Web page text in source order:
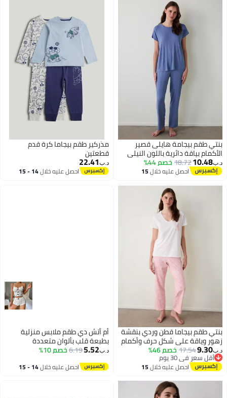
بنتي طقم بيجامة هايلى قصير
الأكمام بياقة دائرية باللون النيلي
د.ب‏10.48
18.72خصم 44%
احصل عليه خلال15
مذركير طقم بيجاما كرة قدم
قطعتين
د.ب‏22.41
احصل عليه خلال 14 - 15
بنتي طقم بيجاما قطن وردي بنقشة
زهور وياقة على شكل حرف وأكمام
قصيرة
د.ب‏9.30
17.54خصم 46%
أقل سعر في 30 يوم
أقل سعر في 30 يوماحصل عليه خلال15
4
أم أتش دي طقم ملابس منزلية
بطبعة قلب بألوان متعددة
د.ب‏5.52
6.19خصم 10%
احصل عليه خلال 14 - 15